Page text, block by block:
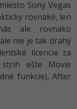
Sony Vegas
rovnaké, len
ale rovnako
nie je tak drahý
licencie za
strih ešte Movie
funkcie), After